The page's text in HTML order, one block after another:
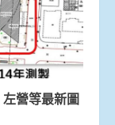
營等最新圖